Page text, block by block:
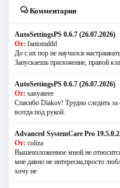
Комментарии
AutoSettingsPS 0.6.7 (26.07.2026)
От: fantomddd
До с их пор не научился
Запускаешь приложение, правой
AutoSettingsPS 0.6.7 (26.07.2026)
От: sanyateee
Спасибо Diakov! Трудно следить за
всегда под рукой.
Advanced SystemCare Pro
От: coliza
Вышеизложенное мной не
мне давно не интересна,просто
хочу не